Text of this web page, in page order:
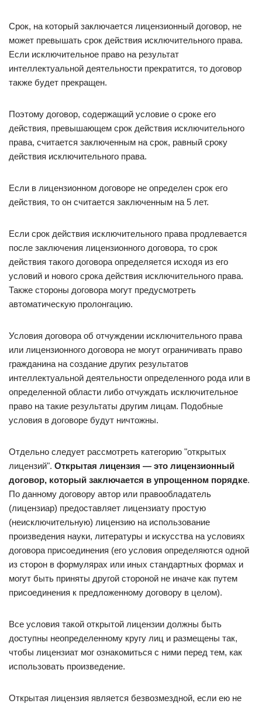
Срок, на который заключается лицензионный договор, не
может превышать срок действия исключительного права.
Если исключительное право на результат
интеллектуальной деятельности прекратится, то договор
также будет прекращен.
Поэтому договор, содержащий условие о сроке его
действия, превышающем срок действия исключительного
права, считается заключенным на срок, равный сроку
действия исключительного права.
Если в лицензионном договоре не определен срок его
действия, то он считается заключенным на 5 лет.
Если срок действия исключительного права продлевается
после заключения лицензионного договора, то срок
действия такого договора определяется исходя из его
условий и нового срока действия исключительного права.
Также стороны договора могут предусмотреть
автоматическую пролонгацию.
Условия договора об отчуждении исключительного права
или лицензионного договора не могут ограничивать право
гражданина на создание других результатов
интеллектуальной деятельности определенного рода или в
определенной области либо отчуждать исключительное
право на такие результаты другим лицам. Подобные
условия в договоре будут ничтожны.
Отдельно следует рассмотреть категорию "открытых
лицензий". Открытая лицензия — это лицензионный
договор, который заключается в упрощенном порядке.
По данному договору автор или правообладатель
(лицензиар) предоставляет лицензиату простую
(неисключительную) лицензию на использование
произведения науки, литературы и искусства на условиях
договора присоединения (его условия определяются одной
из сторон в формулярах или иных стандартных формах и
могут быть приняты другой стороной не иначе как путем
присоединения к предложенному договору в целом).
Все условия такой открытой лицензии должны быть
доступны неопределенному кругу лиц и размещены так,
чтобы лицензиат мог ознакомиться с ними перед тем, как
использовать произведение.
Открытая лицензия является безвозмездной, если ею не